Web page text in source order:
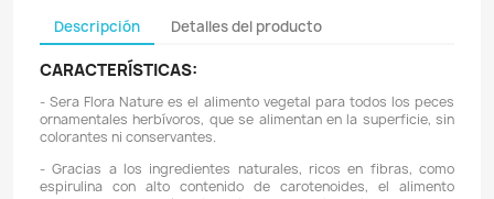
Bancolombia, Davivienda Nequi yDaviplata
PSEy contarjetas de crédito.
Envíos gratuitos
Ofrecemos envíosGRATUITOSa todo el país
superiores a$100.000 COP
un costo de $10.000 COP . Los envíos a otras ciudades
de$18.000 COP.